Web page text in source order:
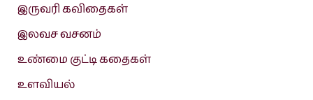
இருவரி கவிதைகள்
இலவச வசனம்
உண்மை குட்டி கதைகள்
உளவியல்